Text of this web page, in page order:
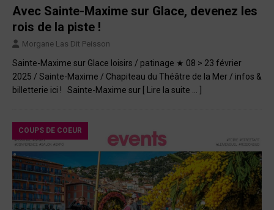
Avec Sainte-Maxime sur Glace, devenez les
rois de la piste !
Morgane Las Dit Peisson
Sainte-Maxime sur Glace loisirs / patinage ★ 08 > 23 février
2025 / Sainte-Maxime / Chapiteau du Théâtre de la Mer / infos &
billetterie ici ! Sainte-Maxime sur
[ Lire la suite … ]
COUPS DE COEUR